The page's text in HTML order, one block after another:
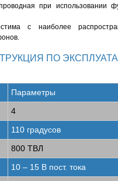
при использовании
с наиболее
ПО
Параметры
4
110 градусов
800 ТВЛ
10 – 15 В пост. тока